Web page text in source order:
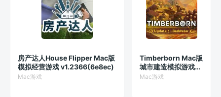
房产达人House Flipper Mac版
模拟经营游戏 v1.2366(6e8ec)
Mac游戏
Timberborn Mac版
城市建造模拟游戏
v0.5.7.0-db02fc5-
Mac游戏